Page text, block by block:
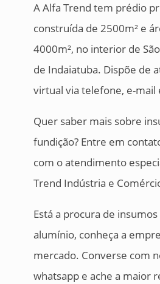
A Alfa Trend tem prédio
construída de 2500m² e
4000m², no interior de
de Indaiatuba. Dispõe de
virtual via telefone, e-mail
Quer saber mais sobre
fundição? Entre em
com o atendimento
Trend Indústria e
Está a procura de
alumínio, conheça a
mercado. Converse com
whatsapp e ache a maior